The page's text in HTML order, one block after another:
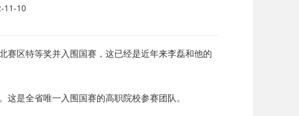
11-10
赛区特等奖并入围国赛，这已经是近年来李磊和他的
是全省唯一入围国赛的高职院校参赛团队。